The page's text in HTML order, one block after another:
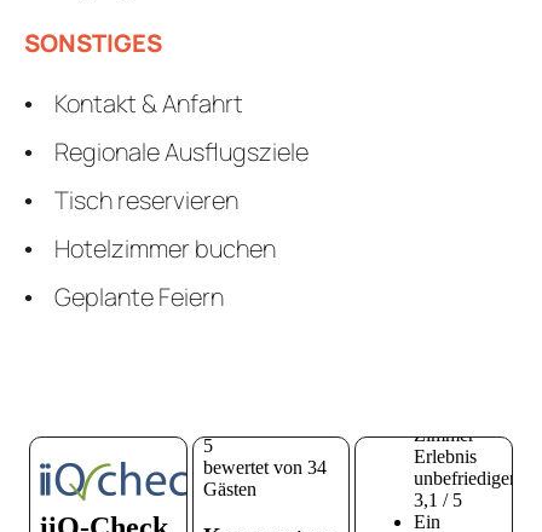
SONSTIGES
Kontakt & Anfahrt
Regionale Ausflugsziele
Tisch reservieren
Hotelzimmer buchen
Geplante Feiern